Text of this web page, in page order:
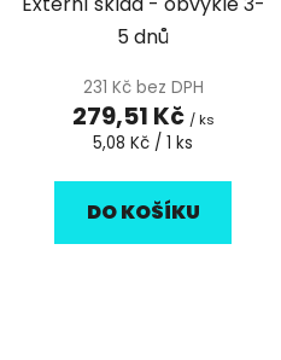
5 dnů
231 Kč bez DPH
279,51 Kč / ks
Měrná
5,08 Kč / 1 ks
DO KOŠÍKU